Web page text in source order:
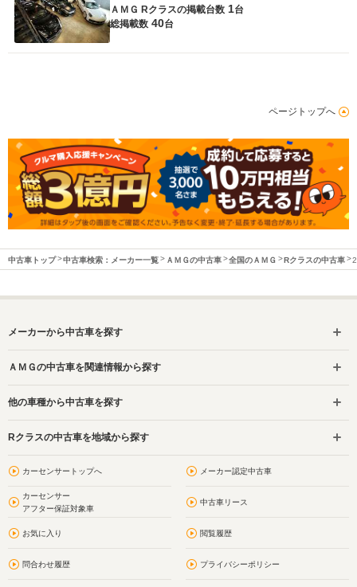
ＡＭＧ Rクラスの掲載台数 1台
総掲載数 40台
ページトップへ
中古車トップ 中古車検索：メーカー一覧 ＡＭＧの中古車 全国のＡＭＧ Rクラスの中古車
メーカーから中古車を探す
ＡＭＧの中古車を関連情報から探す
他の車種から中古車を探す
Rクラスの中古車を地域から探す
カーセンサートップへ メーカー認定中古車
カーセンサー
アフター保証対象車
中古車リース
お気に入り 閲覧履歴
問合わせ履歴 プライバシーポリシー